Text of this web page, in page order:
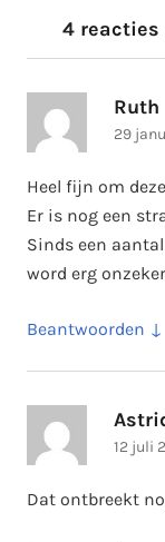
4
Ruth
29
Heel fijn om
Er is nog een
Sinds een
word erg
Beantwoorden
12 juli
Dat ontbreekt